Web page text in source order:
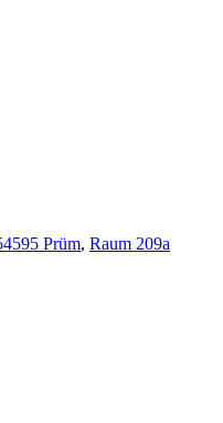
Prüm, Raum 209a